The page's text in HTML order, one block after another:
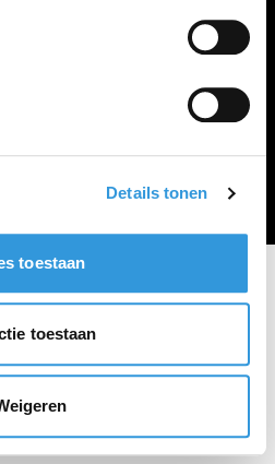
Details tonen
toestaan
toestaan